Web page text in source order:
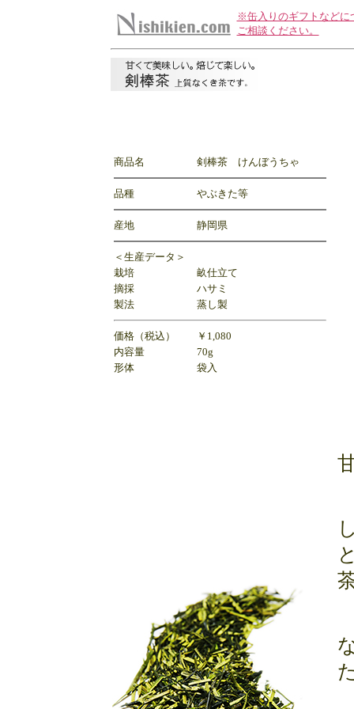
※缶入りのギフトなどに
ご相談ください。
商品名 剣棒茶 けんぼうちゃ
品種 やぶきた等
産地 静岡県
＜生産データ＞
栽培
畝仕立て
摘採
ハサミ
製法
蒸し製
価格（税込）
￥1,080
内容量
70g
形体
袋入